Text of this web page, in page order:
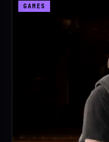
GAMES